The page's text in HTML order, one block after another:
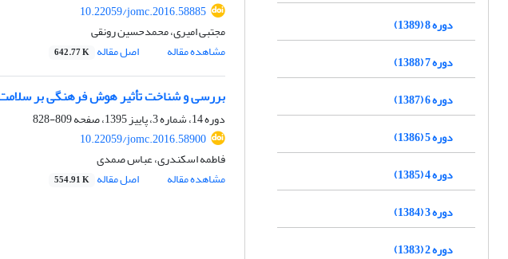
10.22059/jomc.2016.58885
مجتبی امیری، محمدحسین رونقی
مشاهده مقاله
اصل مقاله 642.77 K
بررسی و شناخت تأثیر هوش فرهنگی بر سلامت
دوره 14، شماره 3، پاییز 1395، صفحه
809-828
10.22059/jomc.2016.58900
فاطمه اسکندری، عباس صمدی
مشاهده مقاله
اصل مقاله 554.91 K
دوره 8 (1389)
دوره 7 (1388)
دوره 6 (1387)
دوره 5 (1386)
دوره 4 (1385)
دوره 3 (1384)
دوره 2 (1383)